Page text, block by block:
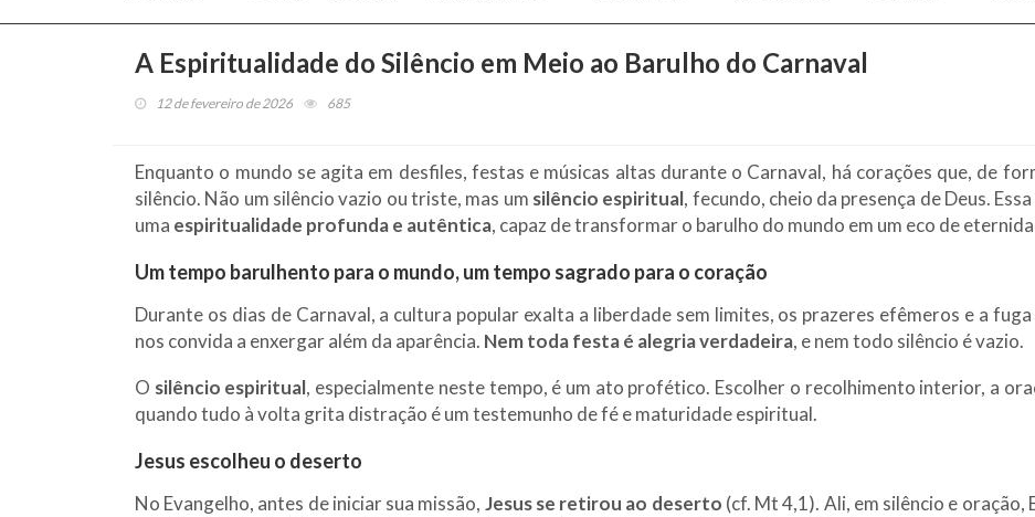
A Espiritualidade do Silêncio em Meio ao Barulho do Carnaval
12 de fevereiro de 2026 685
Enquanto o mundo se agita em desfiles, festas e músicas altas durante o Carnaval, há corações que, de
silêncio. Não um silêncio vazio ou triste, mas um silêncio espiritual, fecundo, cheio da presença de Deus.
uma espiritualidade profunda e autêntica, capaz de transformar o barulho do mundo em um eco de
Um tempo barulhento para o mundo, um tempo sagrado para o coração
Durante os dias de Carnaval, a cultura popular exalta a liberdade sem limites, os prazeres efêmeros e a
nos convida a enxergar além da aparência. Nem toda festa é alegria verdadeira, e nem todo silêncio é vazio.
O silêncio espiritual, especialmente neste tempo, é um ato profético. Escolher o recolhimento interior, a
quando tudo à volta grita distração é um testemunho de fé e maturidade espiritual.
Jesus escolheu o deserto
No Evangelho, antes de iniciar sua missão, Jesus se retirou ao deserto (cf. Mt 4,1). Ali, em silêncio e